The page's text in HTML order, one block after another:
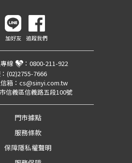
加好友 追蹤我們
線 ： 0800-211-922
(02)2755-7666
箱： cs@sinyi.com.tw
信義區信義路五段100號
門市據點
服務條款
保障隱私權聲明